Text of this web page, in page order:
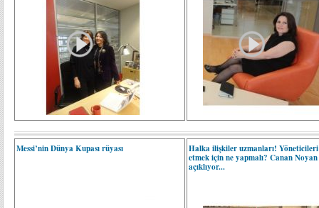
Messi’nin Dünya Kupası rüyası
Halka ilişkiler uzmanları!
etmek için ne yapmalı? Canan Noyan
açıklıyor...